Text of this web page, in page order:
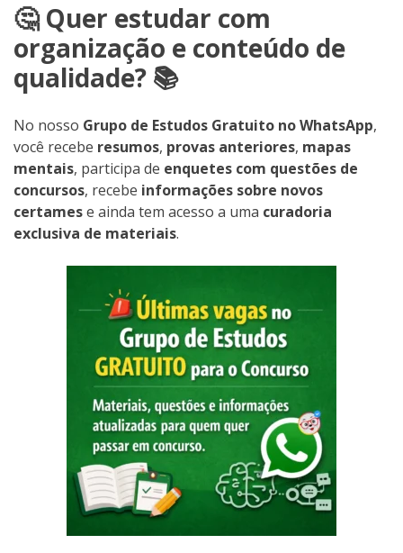
🤔 Quer estudar com
organização e conteúdo de
qualidade? 📚
No nosso Grupo de Estudos Gratuito no WhatsApp,
você recebe resumos, provas anteriores, mapas
mentais, participa de enquetes com questões de
concursos, recebe informações sobre novos
certamese ainda tem acesso a uma curadoria
exclusiva de materiais.